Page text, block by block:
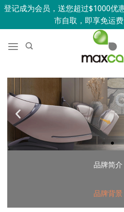
登记成为会员，送您超过$1000优
市自取，即享免运费
品牌简介
品牌背景